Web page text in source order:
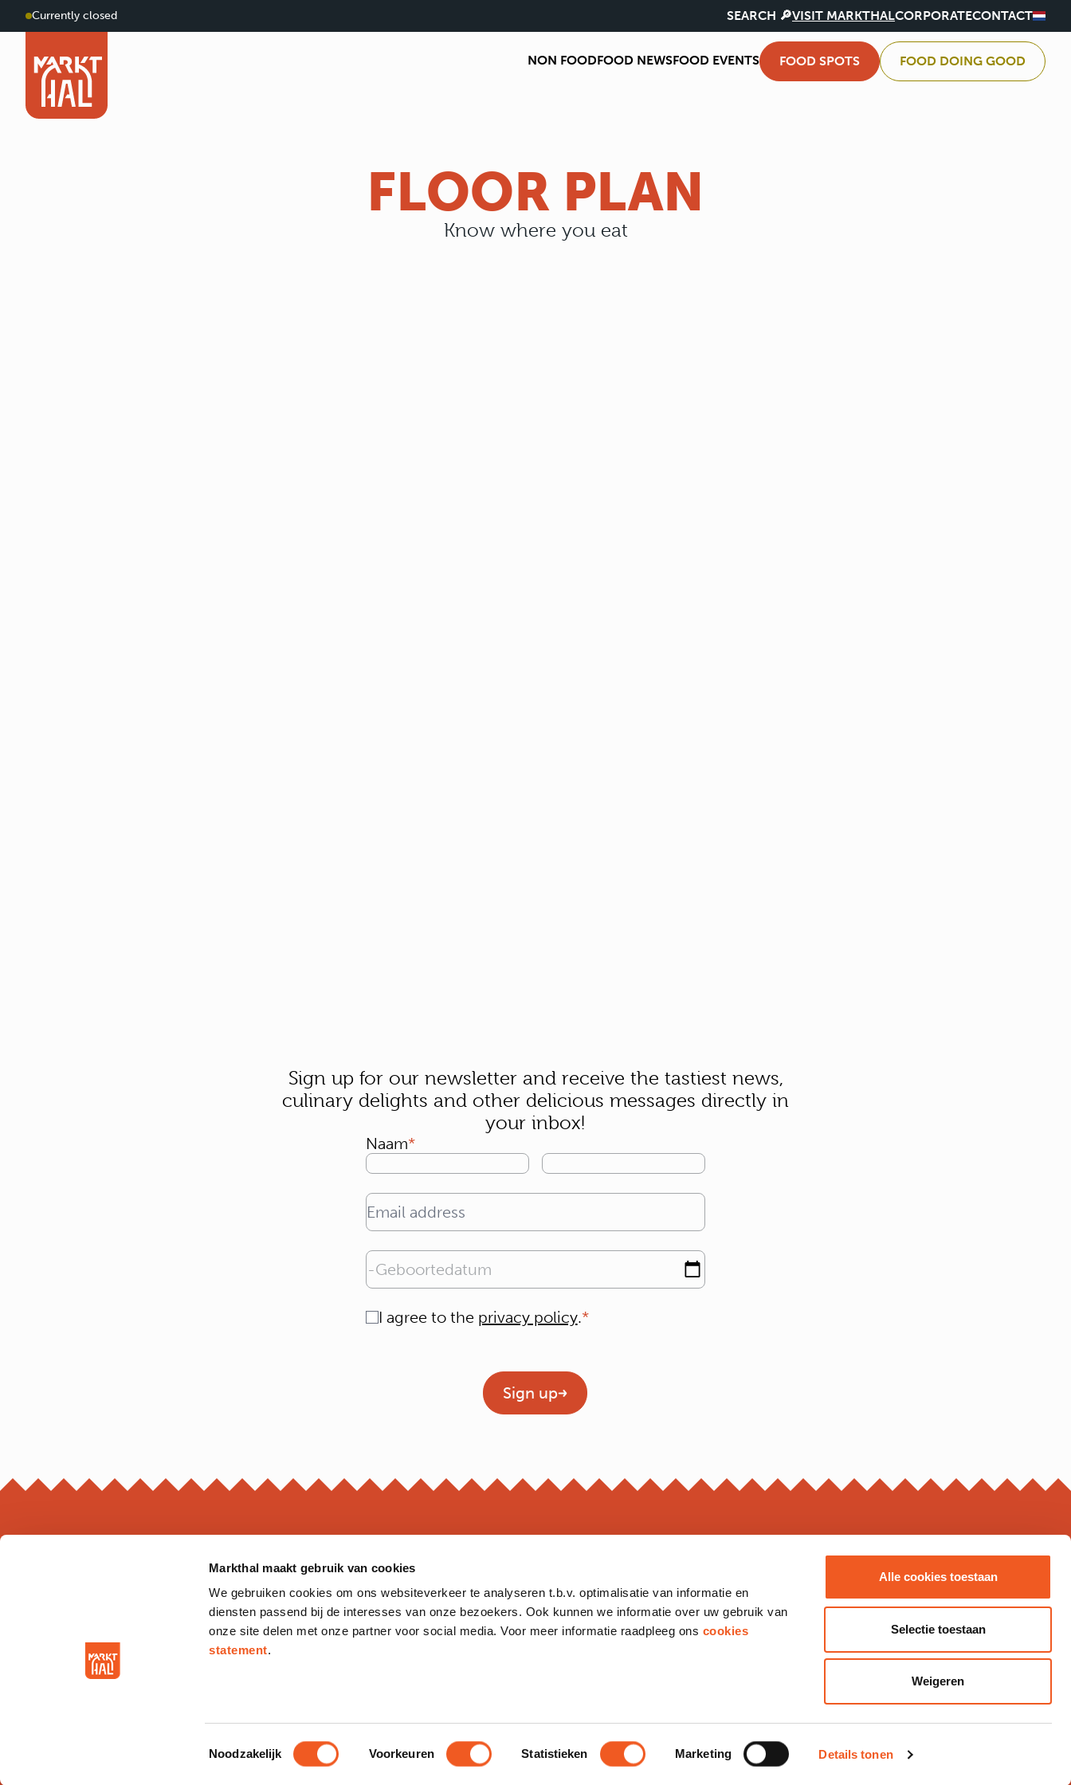
Markthal maakt gebruik van cookies
We gebruiken cookies om ons websiteverkeer te analyseren t.b.v. optimalisatie van informatie en
diensten passend bij de interesses van onze bezoekers. Ook kunnen we informatie over uw gebruik van
onze site delen met onze partner voor social media. Voor meer informatie raadpleeg ons cookies
statement.
Toestemmingsselectie
Noodzakelijk Voorkeuren Statistieken Marketing Details tonen
Alle cookies toestaan
Selectie toestaan
Weigeren
Currently closed SEARCH 🔎VISIT MARKTHALCORPORATECONTACT
NON FOODFOOD NEWSFOOD EVENTS FOOD SPOTS FOOD DOING GOOD
FLOOR PLAN
Know where you eat
Sign up for our newsletter and receive the tastiest news,
culinary delights and other delicious messages directly in
your inbox!
Naam
Email address
Geboortedatum
Consent
I agree to the privacy policy.
Sign up
MARKTHAL
Ds. Jan Scharpstraat 298
3011 GZ. Rotterdam
OPENING HOURS*
*Opening hours may vary, please check the business page for details.
Monday to Thursday
Friday
10.00 - 21.00
10.00 - 20.00
12.00 - 18.00
Privacy Cookies